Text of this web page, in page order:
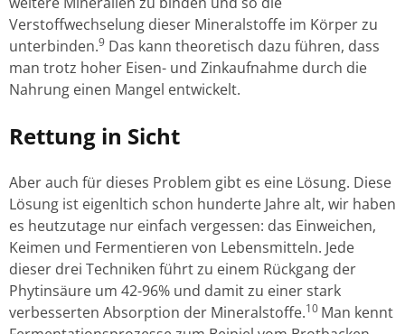
Verstoffwechselung dieser Mineralstoffe im Körper zu
unterbinden.9 Das kann theoretisch dazu führen, dass
man trotz hoher Eisen- und Zinkaufnahme durch die
Nahrung einen Mangel entwickelt.
Rettung in Sicht
Aber auch für dieses Problem gibt es eine Lösung. Diese
Lösung ist eigenltich schon hunderte Jahre alt, wir haben
es heutzutage nur einfach vergessen: das Einweichen,
Keimen und Fermentieren von Lebensmitteln. Jede
dieser drei Techniken führt zu einem Rückgang der
Phytinsäure um 42-96% und damit zu einer stark
verbesserten Absorption der Mineralstoffe.10 Man kennt